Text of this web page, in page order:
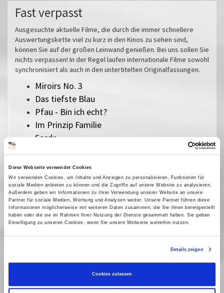
Diese Webseite verwendet Cookies
Wir verwenden Cookies, um Inhalte und Anzeigen zu personalisieren, Funktionen für
soziale Medien anbieten zu können und die Zugriffe auf unsere Website zu analysieren.
Außerdem geben wir Informationen zu Ihrer Verwendung unserer Website an unsere
Partner für soziale Medien, Werbung und Analysen weiter. Unsere Partner führen diese
Informationen möglicherweise mit weiteren Daten zusammen, die Sie ihnen bereitgestellt
haben oder die sie im Rahmen Ihrer Nutzung der Dienste gesammelt haben. Sie geben
Einwilligung zu unseren Cookies, wenn Sie unsere Webseite weiterhin nutzen.
Details zeigen
Cookies zulassen
Fast verpasst
Ausgesuchte aktuelle Filme, die durch die immer schnellere
Auswertungskette viel zu kurz in den Kinos zu sehen sind,
können Sie auf der großen Leinwand genießen. Bei uns sollen Sie
nichts verpassen! In der Regel laufen internationale Filme sowohl
synchronisiert als auch in den untertitelten Originalfassungen.
Miroirs No. 3
Das tiefste Blau
Pfau - Bin ich echt?
Im Prinzip Familie
Sorda
Vermiglio
Im Schatten des Orangenbaums
Der Held vom Bahnhof Friedrichstraße
Herz aus Eis
Das Verschwinden des Josef Mengele